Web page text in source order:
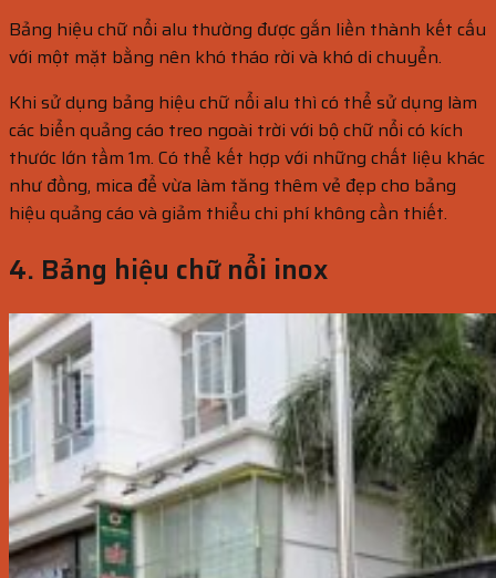
Bảng hiệu chữ nổi alu thường được gắn liền thành kết cấu
với một mặt bằng nên khó tháo rời và khó di chuyển.
Khi sử dụng bảng hiệu chữ nổi alu thì có thể sử dụng làm
các biển quảng cáo treo ngoài trời với bộ chữ nổi có kích
thước lớn tầm 1m. Có thể kết hợp với những chất liệu khác
như đồng, mica để vừa làm tăng thêm vẻ đẹp cho bảng
hiệu quảng cáo và giảm thiểu chi phí không cần thiết.
4. Bảng hiệu chữ nổi inox